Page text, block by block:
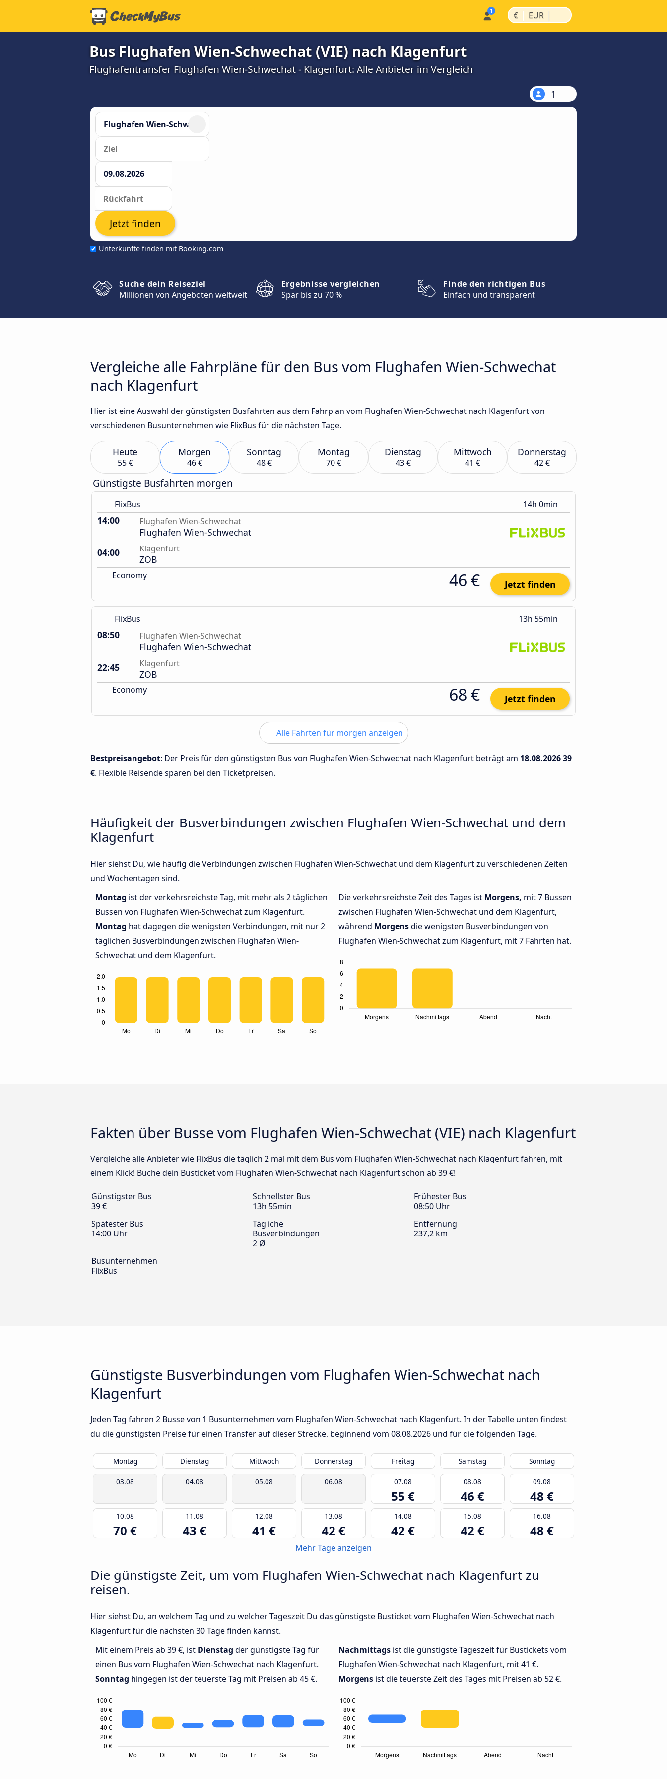
€ | EUR |
Bus Flughafen Wien-Schwechat (VIE) nach Klagenfurt
Flughafentransfer Flughafen Wien-Schwechat - Klagenfurt: Alle Anbieter im Vergleich
1
Unterkünfte finden mit Booking.com
Jetzt finden
Suche dein Reiseziel
Millionen von Angeboten weltweit
Ergebnisse vergleichen
Spar bis zu 70 %
Finde den richtigen Bus
Einfach und transparent
Vergleiche alle Fahrpläne für den Bus vom Flughafen Wien-Schwechat
nach Klagenfurt
Hier ist eine Auswahl der günstigsten Busfahrten aus dem Fahrplan vom Flughafen Wien-Schwechat nach Klagenfurt von
verschiedenen Busunternehmen wie FlixBus für die nächsten Tage.
Heute
55 €
Morgen
46 €
Sonntag
48 €
Montag
70 €
Dienstag
43 €
Mittwoch
41 €
Donnerstag
42 €
Günstigste Busfahrten morgen
FlixBus 14h 0min
14:00 Flughafen Wien-Schwechat
Flughafen Wien-Schwechat
04:00
Klagenfurt
ZOB
Economy 46 € Jetzt finden
FlixBus 13h 55min
08:50 Flughafen Wien-Schwechat
Flughafen Wien-Schwechat
22:45
Klagenfurt
ZOB
Economy 68 € Jetzt finden
Alle Fahrten für morgen anzeigen
Bestpreisangebot: Der Preis für den günstigsten Bus von Flughafen Wien-Schwechat nach Klagenfurt beträgt am 18.08.202639
€. Flexible Reisende sparen bei den Ticketpreisen.
Häufigkeit der Busverbindungen zwischen Flughafen Wien-Schwechat und dem
Klagenfurt
Hier siehst Du, wie häufig die Verbindungen zwischen Flughafen Wien-Schwechat und dem Klagenfurt zu verschiedenen Zeiten
und Wochentagen sind.
Montag ist der verkehrsreichste Tag, mit mehr als 2 täglichen
Bussen von Flughafen Wien-Schwechat zum Klagenfurt.
Montag hat dagegen die wenigsten Verbindungen, mit nur 2
täglichen Busverbindungen zwischen Flughafen Wien-
Schwechat und dem Klagenfurt.
Die verkehrsreichste Zeit des Tages ist Morgens, mit 7 Bussen
zwischen Flughafen Wien-Schwechat und dem Klagenfurt,
während Morgensdie wenigsten Busverbindungen von
Flughafen Wien-Schwechat zum Klagenfurt, mit 7 Fahrten hat.
Fakten über Busse vom Flughafen Wien-Schwechat (VIE) nach Klagenfurt
Vergleiche alle Anbieter wie FlixBus die täglich 2 mal mit dem Bus vom Flughafen Wien-Schwechat nach Klagenfurt fahren, mit
einem Klick! Buche dein Busticket vom Flughafen Wien-Schwechat nach Klagenfurt schon ab 39 €!
Günstigster Bus
39 €
Schnellster Bus
13h 55min
Frühester Bus
08:50 Uhr
Spätester Bus
14:00 Uhr
Tägliche
Busverbindungen
2 Ø
Entfernung
237,2 km
Busunternehmen
FlixBus
Günstigste Busverbindungen vom Flughafen Wien-Schwechat nach
Klagenfurt
Jeden Tag fahren 2 Busse von 1 Busunternehmen vom Flughafen Wien-Schwechat nach Klagenfurt. In der Tabelle unten findest
du die günstigsten Preise für einen Transfer auf dieser Strecke, beginnend vom 08.08.2026 und für die folgenden Tage.
Montag Dienstag Mittwoch Donnerstag Freitag Samstag Sonntag
03.08 04.08 05.08 06.08 07.08
55 €
08.08
46 €
09.08
48 €
10.08
70 €
11.08
43 €
12.08
41 €
13.08
42 €
14.08
42 €
15.08
42 €
16.08
48 €
Mehr Tage anzeigen
Die günstigste Zeit, um vom Flughafen Wien-Schwechat nach Klagenfurt zu
reisen.
Hier siehst Du, an welchem Tag und zu welcher Tageszeit Du das günstigste Busticket vom Flughafen Wien-Schwechat nach
Klagenfurt für die nächsten 30 Tage finden kannst.
Mit einem Preis ab 39 €, ist Dienstag der günstigste Tag für
einen Bus vom Flughafen Wien-Schwechat nach Klagenfurt.
Sonntag hingegen ist der teuerste Tag mit Preisen ab 45 €.
Nachmittags ist die günstigste Tageszeit für Bustickets vom
Flughafen Wien-Schwechat nach Klagenfurt, mit 41 €.
Morgens ist die teuerste Zeit des Tages mit Preisen ab 52 €.